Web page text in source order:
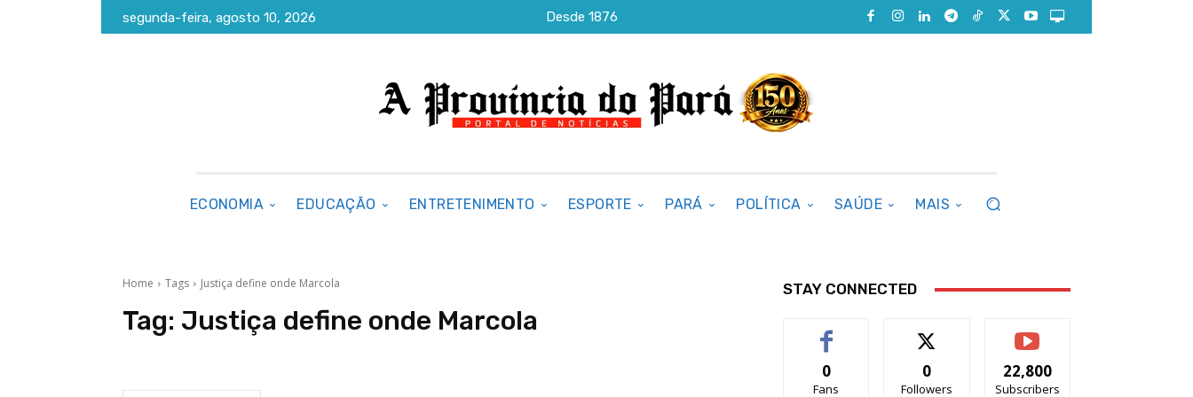
segunda-feira, agosto 10, 2026 Desde 1876
ECONOMIA EDUCAÇÃO ENTRETENIMENTO ESPORTE PARÁ POLÍTICA SAÚDE MAIS
Home Tags Justiça define onde Marcola
Tag: Justiça define onde Marcola
STAY CONNECTED
0
Fans
0
Followers
22,800
Subscribers